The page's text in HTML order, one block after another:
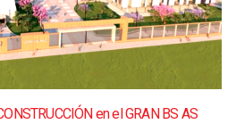
en el GRAN BS AS